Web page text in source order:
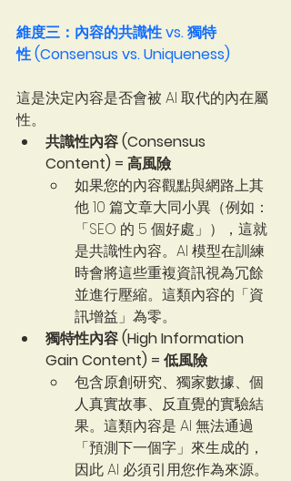
維度三：內容的共識性 vs. 獨特
性 (Consensus vs. Uniqueness)
這是決定內容是否會被 AI 取代的內在屬
性。
共識性內容 (Consensus
Content) = 高風險
如果您的內容觀點與網路上其
他 10 篇文章大同小異（例如：
「SEO 的 5 個好處」），這就
是共識性內容。AI 模型在訓練
時會將這些重複資訊視為冗餘
並進行壓縮。這類內容的「資
訊增益」為零。
獨特性內容 (High Information
Gain Content) = 低風險
包含原創研究、獨家數據、個
人真實故事、反直覺的實驗結
果。這類內容是 AI 無法通過
「預測下一個字」來生成的，
因此 AI 必須引用您作為來源。